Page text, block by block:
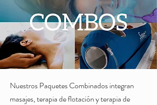
Nuestros Paquetes Combinados integran
masajes, terapia de flotación y terapia de